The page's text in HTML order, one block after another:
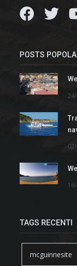
POSTS
TAGS RECENTI
mcguinnesite